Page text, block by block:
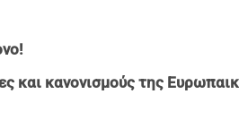
και κανονισμούς της